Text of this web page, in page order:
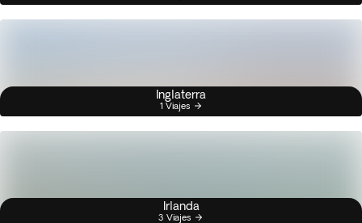
Inglaterra
1 Viajes
Irlanda
3 Viajes